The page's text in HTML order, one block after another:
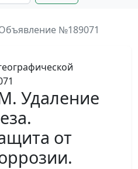
№189071
Удаление
от